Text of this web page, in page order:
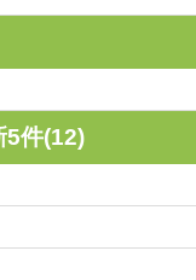
5件(12)